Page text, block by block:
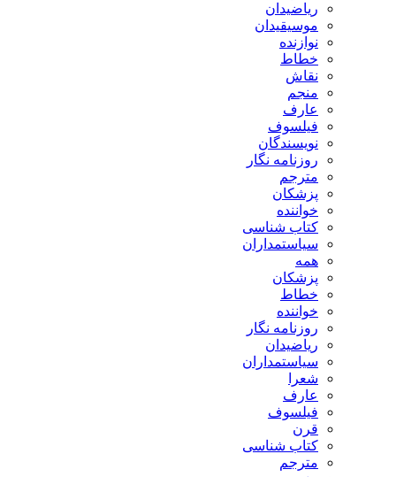
ریاضیدان
موسیقیدان
نوازنده
خطاط
نقاش
منجم
عارف
فیلسوف
نویسندگان
روزنامه نگار
مترجم
پزشکان
خواننده
کتاب شناسی
سیاستمداران
همه
پزشکان
خطاط
خواننده
روزنامه نگار
ریاضیدان
سیاستمداران
شعرا
عارف
فیلسوف
قرن
کتاب شناسی
مترجم